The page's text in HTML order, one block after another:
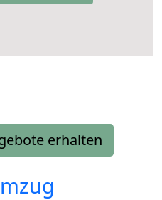
erhalten